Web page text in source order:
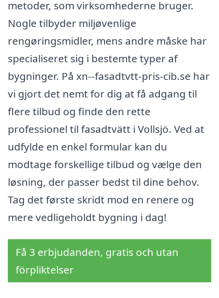
metoder, som virksomhederne bruger.
Nogle tilbyder miljøvenlige
rengøringsmidler, mens andre måske har
specialiseret sig i bestemte typer af
bygninger. På xn--fasadtvtt-pris-cib.se har
vi gjort det nemt for dig at få adgang til
flere tilbud og finde den rette
professionel til fasadtvätt i Vollsjö. Ved at
udfylde en enkel formular kan du
modtage forskellige tilbud og vælge den
løsning, der passer bedst til dine behov.
Tag det første skridt mod en renere og
mere vedligeholdt bygning i dag!
Få 3 erbjudanden, gratis och utan
förpliktelser